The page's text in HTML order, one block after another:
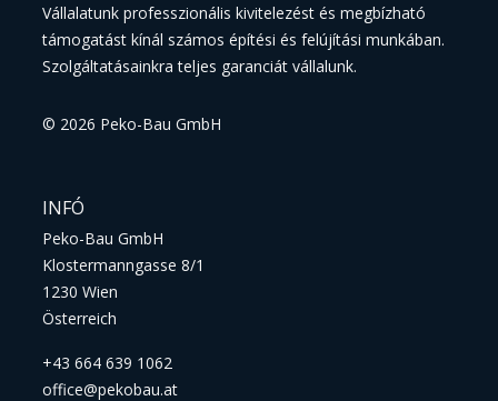
Vállalatunk professzionális kivitelezést és megbízható
támogatást kínál számos építési és felújítási munkában.
Szolgáltatásainkra teljes garanciát vállalunk.
© 2026 Peko-Bau GmbH
INFÓ
Peko-Bau GmbH
Klostermanngasse 8/1
1230 Wien
Österreich
+43 664 639 1062
office@pekobau.at